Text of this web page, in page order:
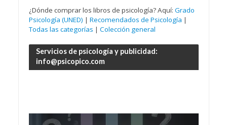
¿Dónde comprar los libros de psicología? Aquí: Grado
Psicología (UNED) | Recomendados de Psicología |
Todas las categorías | Colección general
Servicios de psicología y publicidad:
info@psicopico.com